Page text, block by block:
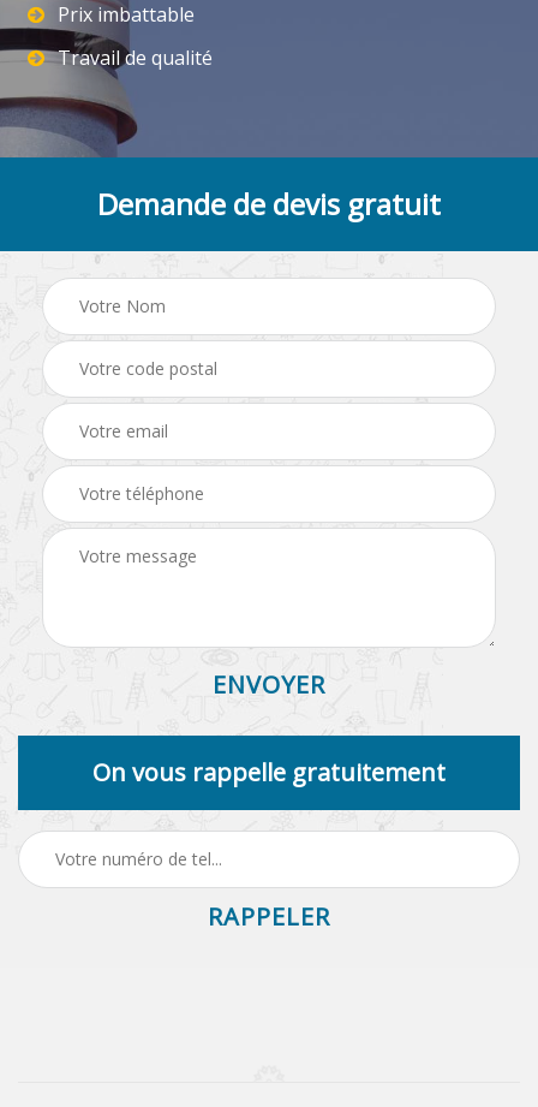
Prix imbattable
Travail de qualité
Demande de devis gratuit
On vous rappelle gratuitement